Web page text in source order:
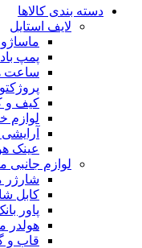
دسته بندی کالاها
لایف استایل
پمپ باد
ساعت
کیف و
لوازم
عینک
لوازم جانبی
شارژر
کابل
پاور
هولدر
قاب و